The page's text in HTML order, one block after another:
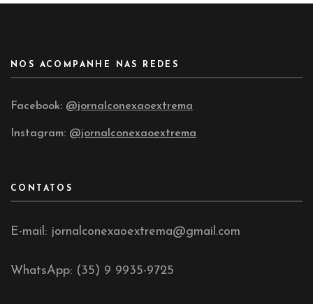
NOS ACOMPANHE NAS REDES
Facebook: @jornalconexaoextrema
Instagram: @jornalconexaoextrema
CONTATOS
E-mail: jornalconexaoextrema@gmail.com
WhatsApp: (35) 9 9935-9725